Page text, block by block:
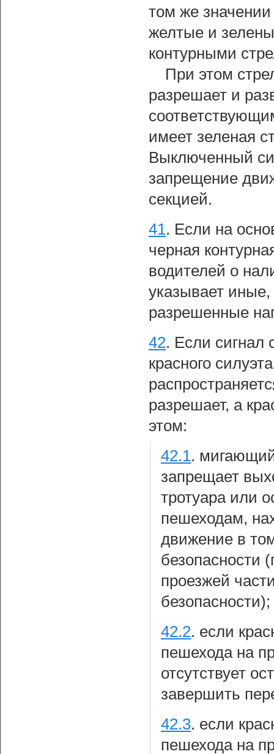
том же значении
желтые и
контурными
При этом
разрешает и
имеет зеленая
Выключенный
запрещение
секцией.
41. Если на
черная
водителей о
указывает
разрешенные
42. Если сигнал
красного
разрешает, а
этом:
42.1.
запрещает
тротуара или
пешеходам,
движение в
безопасности
проезжей
безопасности);
42.2. если
пешехода на
отсутствует
завершить
42.3. если
пешехода на